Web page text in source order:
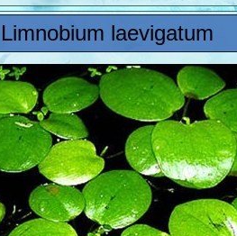
Limnobium laevigatum